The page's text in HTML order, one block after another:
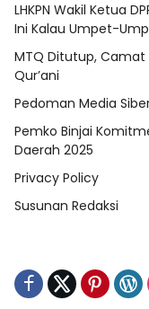
LHKPN Wakil Ketua
Ini Kalau Umpet-
MTQ Ditutup, Camat
Qur’ani
Pedoman Media
Pemko Binjai
Daerah 2025
Privacy Policy
Susunan Redaksi